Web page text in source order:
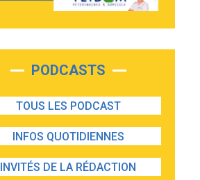
PODCASTS
TOUS LES PODCAST
INFOS QUOTIDIENNES
INVITÉS DE LA RÉDACTION